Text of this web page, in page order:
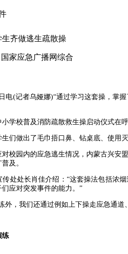
生齐做逃生疏散操
国家应急广播网综合
电(记者乌娅娜)“通过学习这套操，掌
学校普及消防疏散救生操启动仪式在
们做出了毛巾捂口鼻、钻桌底、使用
校园内的应急逃生情况，内蒙古兴安
及。
传处处长肖佳介绍：“这套操法包括浓
应对突发事件的能力。”
外，我们还通过例如上下操走应急通
练